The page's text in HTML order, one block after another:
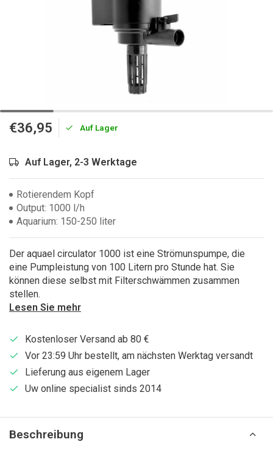
€36,95 Auf Lager
Auf Lager, 2-3 Werktage
Rotierendem Kopf
Output: 1000 l/h
Aquarium: 150-250 liter
Der aquael circulator 1000 ist eine Strömunspumpe, die
eine Pumpleistung von 100 Litern pro Stunde hat. Sie
können diese selbst mit Filterschwämmen zusammen
stellen.
Lesen Sie mehr
Kostenloser Versand ab 80 €
Vor 23:59 Uhr bestellt, am nächsten Werktag versandt
Lieferung aus eigenem Lager
Uw online specialist sinds 2014
Beschreibung